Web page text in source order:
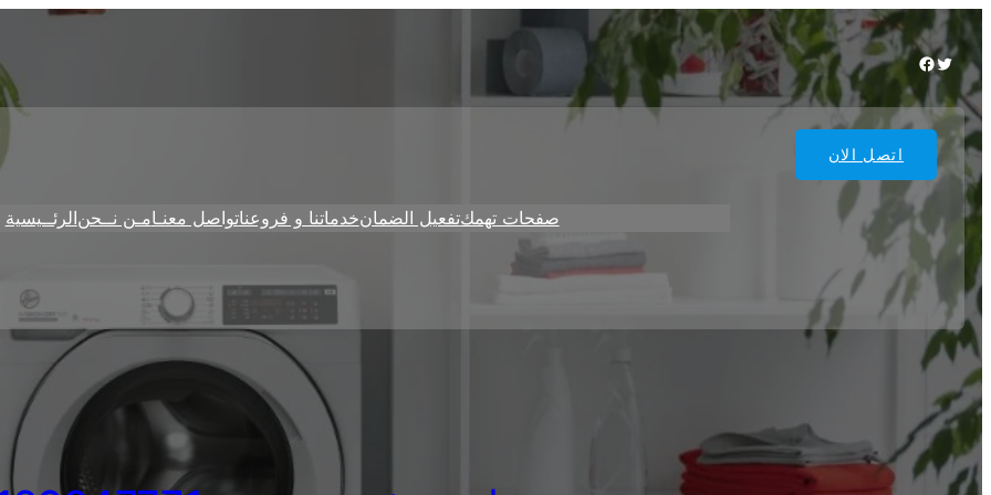
Facebook Twitter
الرئــيسيةمـن نــحنتواصل معنـاخدماتنا و فروعناتفعيل الضمانصفحات تهمك
اتصل الان